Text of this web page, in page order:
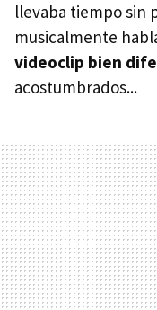
llevaba tiempo sin
musicalmente
videoclip bien
acostumbrados...